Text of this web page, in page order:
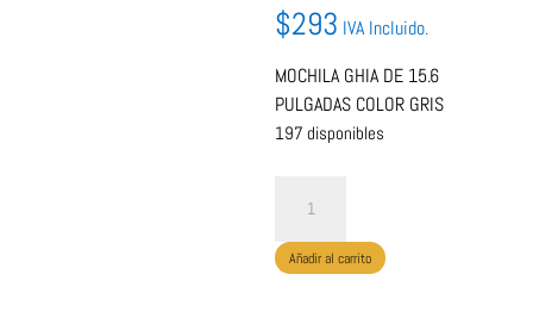
$293 IVA Incluido.
MOCHILA GHIA DE 15.6
PULGADAS COLOR GRIS
197 disponibles
GHIA
DE
15.6
Añadir al carrito